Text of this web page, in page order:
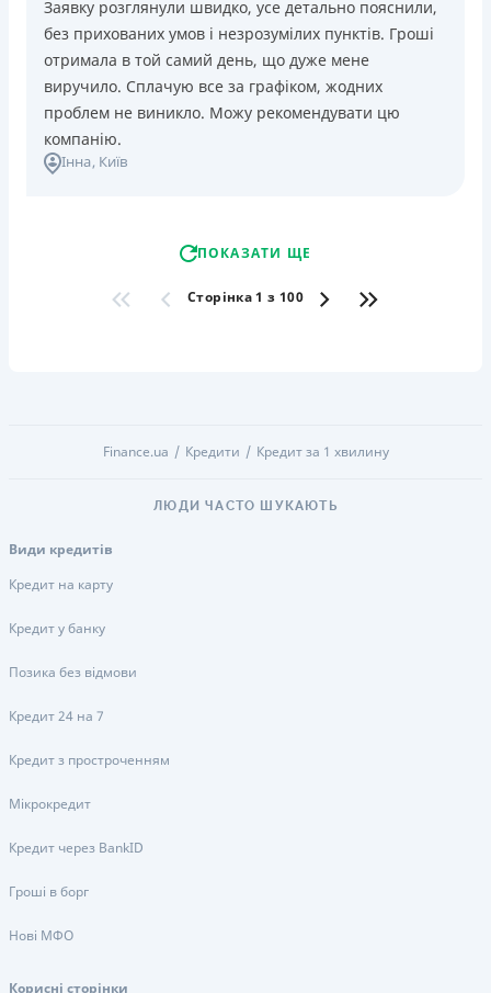
Заявку розглянули швидко, усе детально пояснили,
без прихованих умов і незрозумілих пунктів. Гроші
отримала в той самий день, що дуже мене
виручило. Сплачую все за графіком, жодних
проблем не виникло. Можу рекомендувати цю
компанію.
Інна, Київ
ПОКАЗАТИ ЩЕ
Сторінка 1 з 100
Finance.ua Кредити Кредит за 1 хвилину
ЛЮДИ ЧАСТО ШУКАЮТЬ
Види кредитів
Кредит на карту
Кредит у банку
Позика без відмови
Кредит 24 на 7
Кредит з простроченням
Мікрокредит
Кредит через BankID
Гроші в борг
Нові МФО
Корисні сторінки